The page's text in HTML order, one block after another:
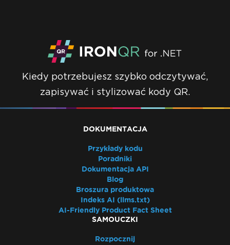
Kiedy potrzebujesz szybko odczytywać,
zapisywać i stylizować kody QR.
DOKUMENTACJA
Przykłady kodu
Poradniki
Dokumentacja API
Blog
Broszura produktowa
Indeks AI (llms.txt)
AI-Friendly Product Fact Sheet
SAMOUCZKI
Rozpocznij